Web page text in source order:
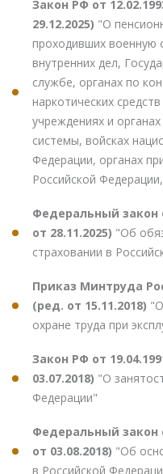
Закон РФ от
29.12.2025) "О
проходивших военную
внутренних дел,
службе, органах по
наркотических
учреждениях и
системы, войсках
Федерации, органах
Российской
Федеральный закон
от 28.11.2025) "Об
страховании в
Приказ Минтруда
(ред. от 15.11.2018)
охране труда при
Закон РФ от
03.07.2018) "О
Федерации"
Федеральный закон
от 03.08.2018) "Об
в Российской